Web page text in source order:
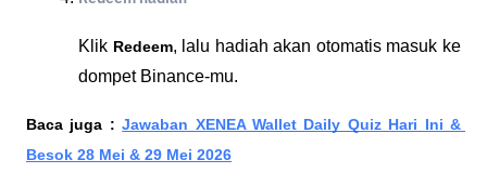
Klik Redeem, lalu hadiah akan otomatis masuk ke
dompet Binance-mu.
Baca juga : Jawaban XENEA Wallet Daily Quiz Hari Ini &
Besok 28 Mei & 29 Mei 2026